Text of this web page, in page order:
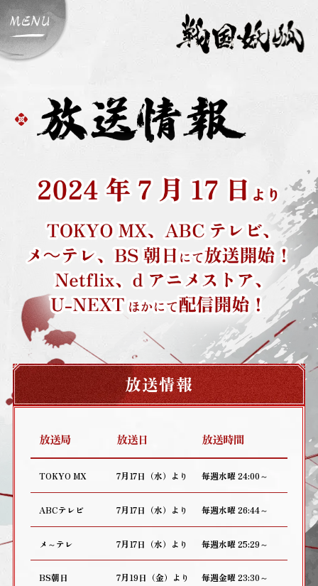
サ
イ
ト
ー
開
閉
放送情報
放送局 放送日 放送時間
TOKYO МX 7月17日（水）より 毎週水曜 24:00～
ABCテレビ 7月17日（水）より 毎週水曜 26:44～
メ～テレ 7月17日（水）より 毎週水曜 25:29～
BS朝日 7月19日（金）より 毎週金曜 23:30～